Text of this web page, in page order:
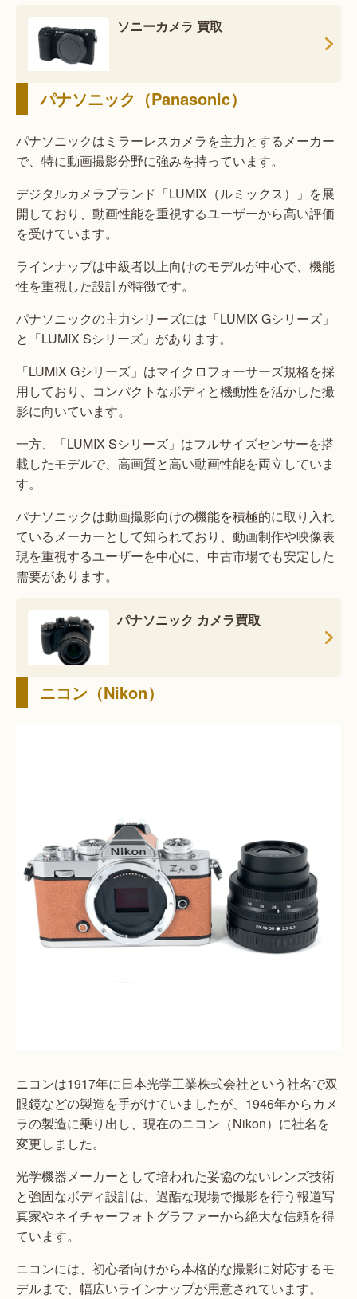
ソニーカメラ 買取
パナソニック（Panasonic）
パナソニックはミラーレスカメラを主力とするメーカー
で、特に動画撮影分野に強みを持っています。
デジタルカメラブランド「LUMIX（ルミックス）」を展
開しており、動画性能を重視するユーザーから高い評価
を受けています。
ラインナップは中級者以上向けのモデルが中心で、機能
性を重視した設計が特徴です。
パナソニックの主力シリーズには「LUMIX Gシリーズ」
と「LUMIX Sシリーズ」があります。
「LUMIX Gシリーズ」はマイクロフォーサーズ規格を採
用しており、コンパクトなボディと機動性を活かした撮
影に向いています。
一方、「LUMIX Sシリーズ」はフルサイズセンサーを搭
載したモデルで、高画質と高い動画性能を両立していま
す。
パナソニックは動画撮影向けの機能を積極的に取り入れ
ているメーカーとして知られており、動画制作や映像表
現を重視するユーザーを中心に、中古市場でも安定した
需要があります。
パナソニック カメラ買取
ニコン（Nikon）
ニコンは1917年に日本光学工業株式会社という社名で双
眼鏡などの製造を手がけていましたが、1946年からカメ
ラの製造に乗り出し、現在のニコン（Nikon）に社名を
変更しました。
光学機器メーカーとして培われた妥協のないレンズ技術
と強固なボディ設計は、過酷な現場で撮影を行う報道写
真家やネイチャーフォトグラファーから絶大な信頼を得
ています。
ニコンには、初心者向けから本格的な撮影に対応するモ
デルまで、幅広いラインナップが用意されています。